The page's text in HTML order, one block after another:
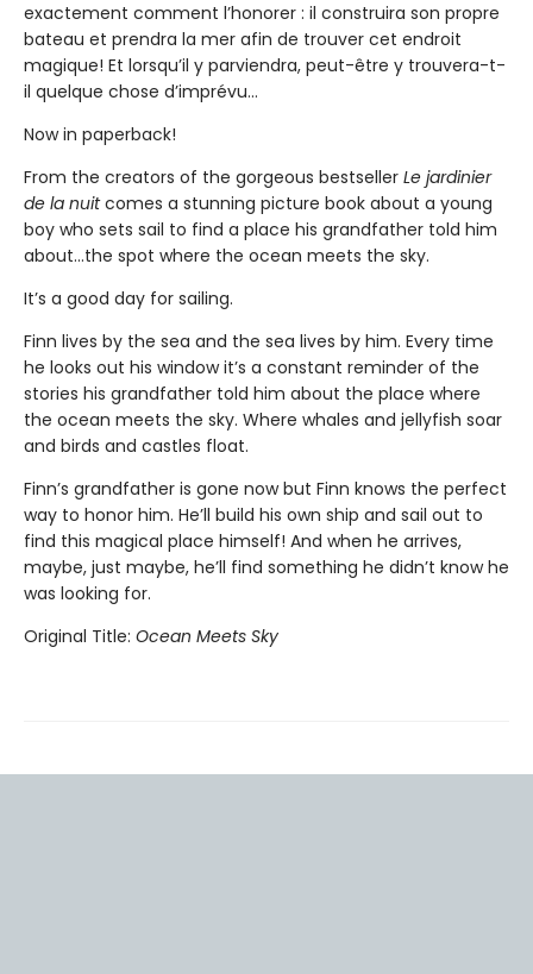
exactement comment l’honorer : il construira son propre
bateau et prendra la mer afin de trouver cet endroit
magique! Et lorsqu’il y parviendra, peut-être y trouvera-t-
il quelque chose d’imprévu…
Now in paperback!
From the creators of the gorgeous bestseller Le jardinier
de la nuitcomes a stunning picture book about a young
boy who sets sail to find a place his grandfather told him
about…the spot where the ocean meets the sky.
It’s a good day for sailing.
Finn lives by the sea and the sea lives by him. Every time
he looks out his window it’s a constant reminder of the
stories his grandfather told him about the place where
the ocean meets the sky. Where whales and jellyfish soar
and birds and castles float.
Finn’s grandfather is gone now but Finn knows the perfect
way to honor him. He’ll build his own ship and sail out to
find this magical place himself! And when he arrives,
maybe, just maybe, he’ll find something he didn’t know he
was looking for.
Original Title: Ocean Meets Sky